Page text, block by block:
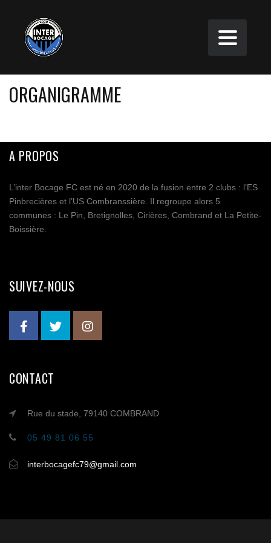
ORGANIGRAMME
A PROPOS
L’inter Bocage FC est né en 2020 de la fusion entre 2 clubs : l’ES
Pinbrecières et l’US Combranssière. Il regroupe alors 5
communes : Le Pin, Bretignolles, Cirières, Combrand et La Petite-
Boissière.
SUIVEZ-NOUS
CONTACT
Rue du stade, 79140 COMBRAND
05 49 81 06 55
interbocagefc79@gmail.com